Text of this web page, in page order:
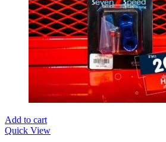
Add to cart
Quick View